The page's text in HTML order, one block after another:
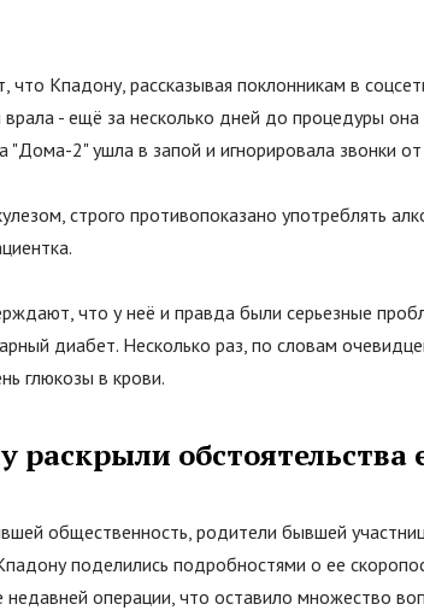
что Кпадону, рассказывая поклонникам в
- ещё за несколько дней до процедуры она
"Дома-2" ушла в запой и игнорировала звонки от
строго противопоказано употреблять
что у неё и правда были серьезные
диабет. Несколько раз, по словам
глюкозы в крови.
раскрыли обстоятельства
общественность, родители бывшей
поделились подробностями о ее
операции, что оставило множество